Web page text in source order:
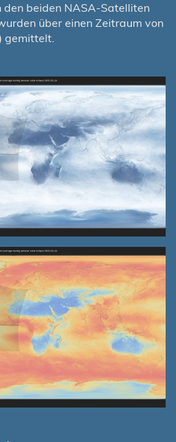
den beiden NASA-Satelliten
über einen Zeitraum von
gemittelt.